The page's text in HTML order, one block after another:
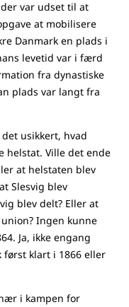
var udset til at
at mobilisere
Danmark en plads i
levetid var i færd
fra dynastiske
plads var langt fra
usikkert, hvad
helstat. Ville det ende
at helstaten blev
Slesvig blev
blev delt? Eller at
Ingen kunne
Ja, ikke engang
først klart i 1866 eller
i kampen for